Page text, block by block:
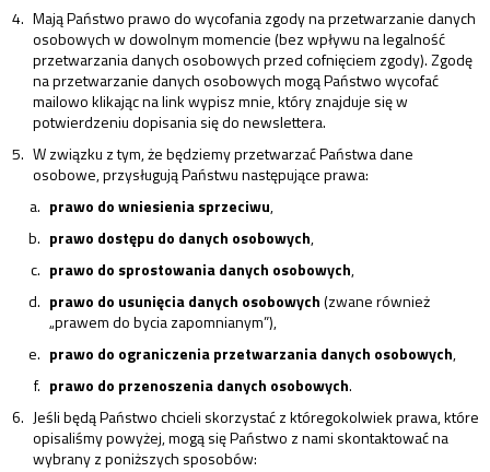
Mają Państwo prawo do wycofania zgody na przetwarzanie danych
osobowych w dowolnym momencie (bez wpływu na legalność
przetwarzania danych osobowych przed cofnięciem zgody). Zgodę
na przetwarzanie danych osobowych mogą Państwo wycofać
mailowo klikając na link wypisz mnie, który znajduje się w
potwierdzeniu dopisania się do newslettera.
W związku z tym, że będziemy przetwarzać Państwa dane
osobowe, przysługują Państwu następujące prawa:
prawo do wniesienia sprzeciwu,
prawo dostępu do danych osobowych,
prawo do sprostowania danych osobowych,
prawo do usunięcia danych osobowych(zwane również
„prawem do bycia zapomnianym”),
prawo do ograniczenia przetwarzania danych osobowych,
prawo do przenoszenia danych osobowych.
Jeśli będą Państwo chcieli skorzystać z któregokolwiek prawa, które
opisaliśmy powyżej, mogą się Państwo z nami skontaktować na
wybrany z poniższych sposobów: